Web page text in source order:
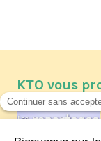
KTO vous